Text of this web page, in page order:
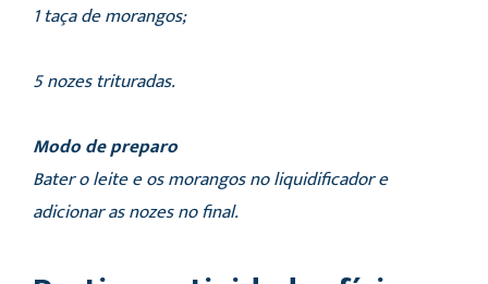
1 taça de morangos;
5 nozes trituradas.
​Modo de preparo
Bater o leite e os morangos no liquidificador e
adicionar as nozes no final.